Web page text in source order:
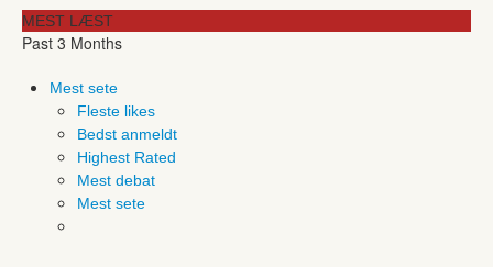
MEST LÆST
Past 3 Months
Mest sete
Fleste likes
Bedst anmeldt
Highest Rated
Mest debat
Mest sete